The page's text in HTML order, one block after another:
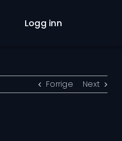
Logg inn
Forrige Next